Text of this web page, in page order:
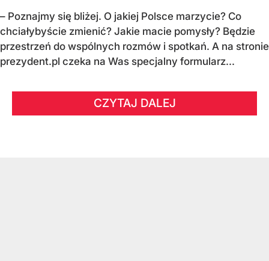
– Poznajmy się bliżej. O jakiej Polsce marzycie? Co
chciałybyście zmienić? Jakie macie pomysły? Będzie
przestrzeń do wspólnych rozmów i spotkań. A na stronie
prezydent.pl czeka na Was specjalny formularz...
CZYTAJ DALEJ